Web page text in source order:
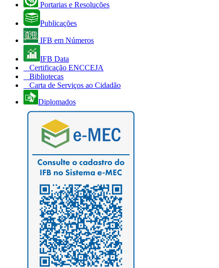
Portarias e Resoluções
Publicações
IFB em Números
IFB Data
Certificação ENCCEJA
Bibliotecas
Carta de Serviços ao Cidadão
Diplomados